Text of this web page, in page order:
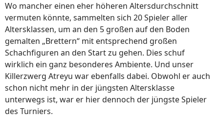
Wo mancher einen eher höheren Altersdurchschnitt
vermuten könnte, sammelten sich 20 Spieler aller
Altersklassen, um an den 5 großen auf den Boden
gemalten „Brettern“ mit entsprechend großen
Schachfiguren an den Start zu gehen. Dies schuf
wirklich ein ganz besonderes Ambiente. Und unser
Killerzwerg Atreyu war ebenfalls dabei. Obwohl er auch
schon nicht mehr in der jüngsten Altersklasse
unterwegs ist, war er hier dennoch der jüngste Spieler
des Turniers.